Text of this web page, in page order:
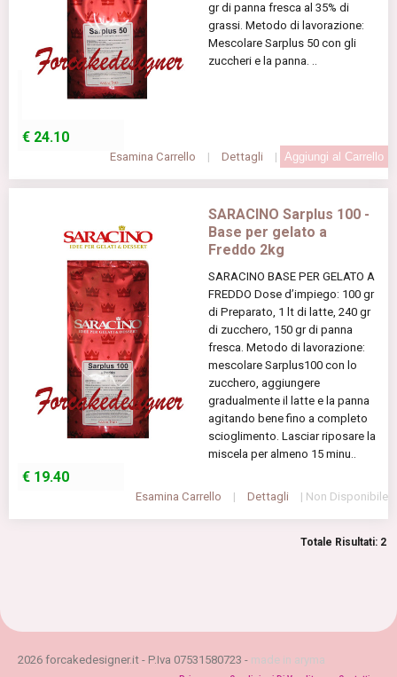
gr di panna fresca al 35% di
grassi. Metodo di lavorazione:
Mescolare Sarplus 50 con gli
zuccheri e la panna. ..
€ 24.10
Esamina Carrello | Dettagli |
SARACINO Sarplus 100 -
Base per gelato a
Freddo 2kg
SARACINO BASE PER GELATO A
FREDDO Dose d’impiego: 100 gr
di Preparato, 1 lt di latte, 240 gr
di zucchero, 150 gr di panna
fresca. Metodo di lavorazione:
mescolare Sarplus100 con lo
zucchero, aggiungere
gradualmente il latte e la panna
agitando bene fino a completo
scioglimento. Lasciar riposare la
miscela per almeno 15 minu..
€ 19.40
Esamina Carrello | Dettagli | Non Disponibile
Totale Risultati: 2
2026 forcakedesigner.it - P.Iva 07531580723 - made in aryma